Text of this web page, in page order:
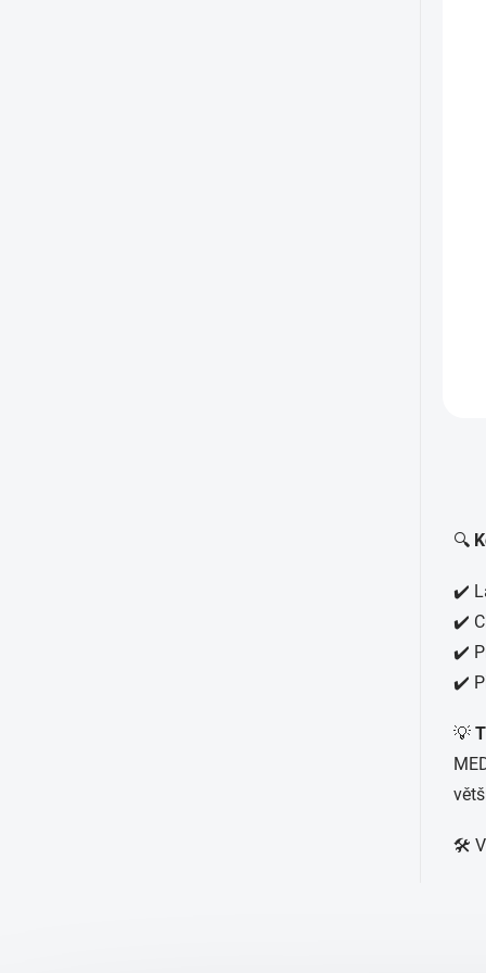
🔍
✔️
✔️
✔️
✔️
💡
🛠️